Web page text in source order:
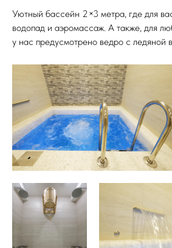
Уютный бассейн 2×3 метра, где для
водопад и аэромассаж. А также, для
у нас предусмотрено ведро с ледяной